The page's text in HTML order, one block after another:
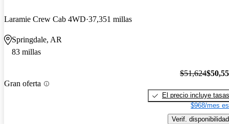
Laramie Crew Cab 4WD 37,351 millas
Springdale, AR
83 millas
Gran oferta
$51,624
El precio incluye tasas
$968/mes
Verif. disponibilidad